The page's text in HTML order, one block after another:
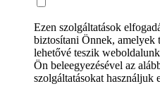
Ezen szolgáltatások
biztosítani Önnek, amelyek
lehetővé teszik
Ön beleegyezésével az
szolgáltatásokat használjuk